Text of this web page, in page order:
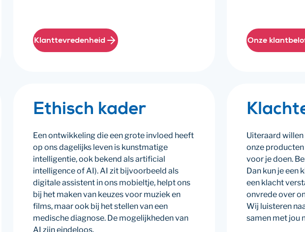
Klanttevredenheid Onze
Ethisch kader
Een ontwikkeling die een grote invloed heeft
op ons dagelijks leven is kunstmatige
intelligentie, ook bekend als artificial
intelligence of AI). AI zit bijvoorbeeld als
digitale assistent in ons mobieltje, helpt ons
bij het maken van keuzes voor muziek en
films, maar ook bij het stellen van een
medische diagnose. De mogelijkheden van
AI zijn eindeloos.
Uiteraard
onze
voor je doen.
Dan kun je een
een klacht
onvrede over
Wij luisteren
samen met jou